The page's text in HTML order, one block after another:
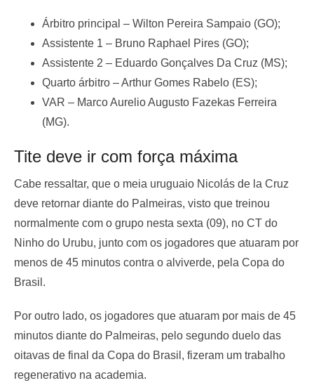
Árbitro principal – Wilton Pereira Sampaio (GO);
Assistente 1 – Bruno Raphael Pires (GO);
Assistente 2 – Eduardo Gonçalves Da Cruz (MS);
Quarto árbitro – Arthur Gomes Rabelo (ES);
VAR – Marco Aurelio Augusto Fazekas Ferreira
(MG).
Tite deve ir com força máxima
Cabe ressaltar, que o meia uruguaio Nicolás de la Cruz
deve retornar diante do Palmeiras, visto que treinou
normalmente com o grupo nesta sexta (09), no CT do
Ninho do Urubu, junto com os jogadores que atuaram por
menos de 45 minutos contra o alviverde, pela Copa do
Brasil.
Por outro lado, os jogadores que atuaram por mais de 45
minutos diante do Palmeiras, pelo segundo duelo das
oitavas de final da Copa do Brasil, fizeram um trabalho
regenerativo na academia.